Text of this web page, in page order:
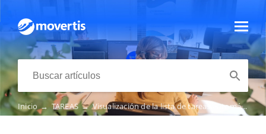
Inicio→ TAREAS→ Visualización de la lista de tareas automáticas